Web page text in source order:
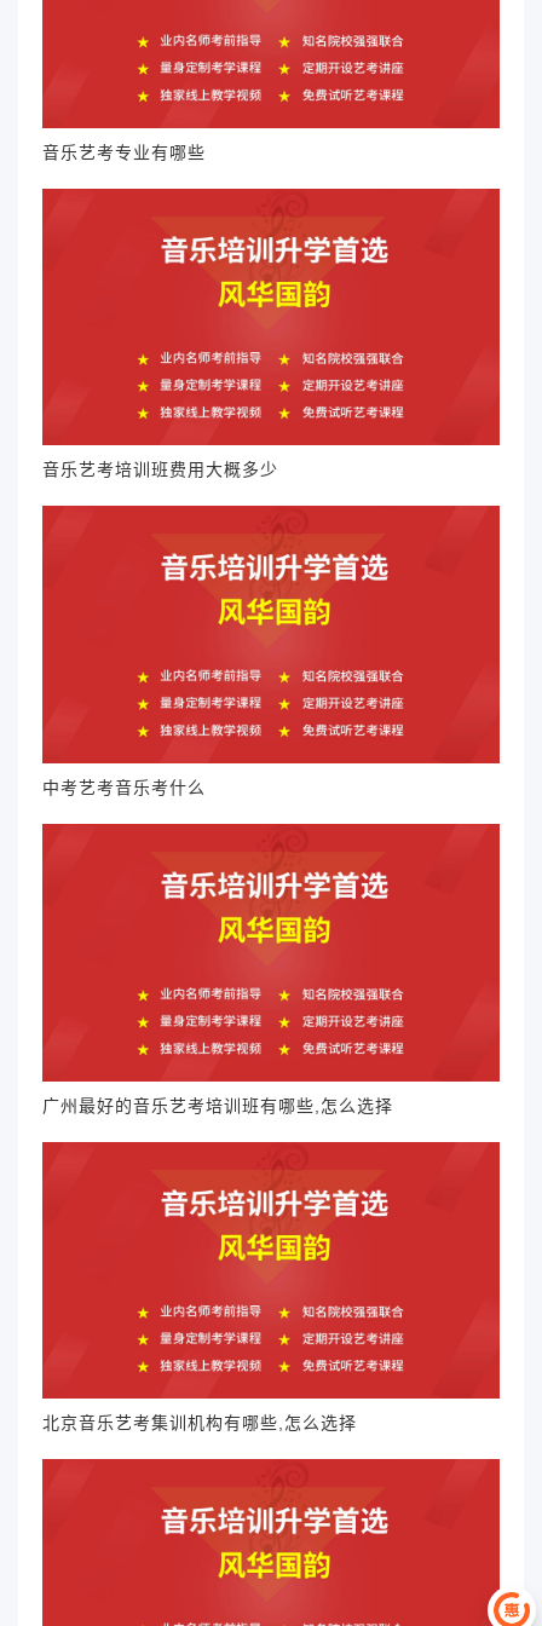
音乐艺考专业有哪些
音乐艺考培训班费用大概多少
中考艺考音乐考什么
广州最好的音乐艺考培训班有哪些,怎么选择
北京音乐艺考集训机构有哪些,怎么选择